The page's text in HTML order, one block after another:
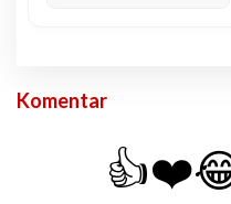
Komentar
👍❤️